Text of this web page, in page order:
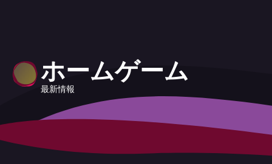
ホームゲーム
最新情報